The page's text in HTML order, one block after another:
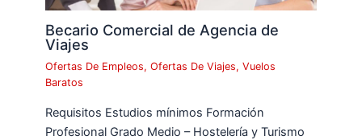
Becario Comercial de Agencia de
Viajes
Ofertas De Empleos,Ofertas De Viajes,Vuelos
Baratos
Requisitos Estudios mínimos Formación
Profesional Grado Medio – Hostelería y Turismo